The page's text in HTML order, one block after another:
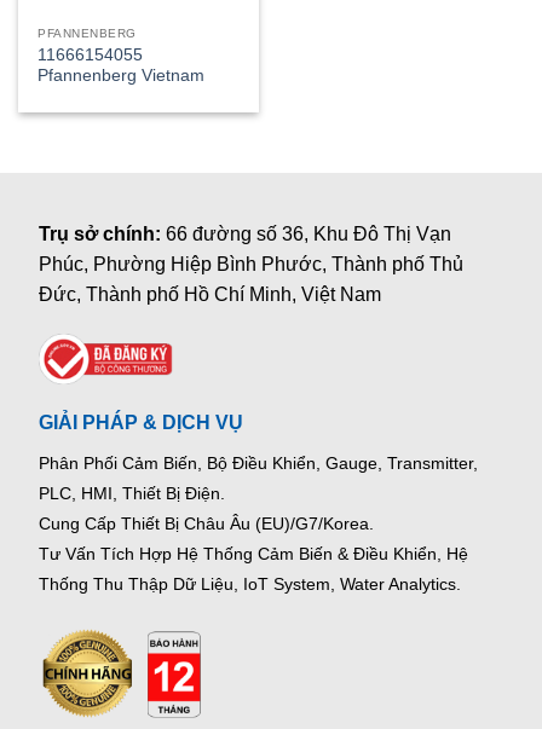
PFANNENBERG
11666154055
Pfannenberg Vietnam
Trụ sở chính:66 đường số 36, Khu Đô Thị Vạn
Phúc, Phường Hiệp Bình Phước, Thành phố Thủ
Đức, Thành phố Hồ Chí Minh, Việt Nam
GIẢI PHÁP & DỊCH VỤ
Phân Phối Cảm Biến, Bộ Điều Khiển, Gauge, Transmitter,
PLC, HMI, Thiết Bị Điện.
Cung Cấp Thiết Bị Châu Âu (EU)/G7/Korea.
Tư Vấn Tích Hợp Hệ Thống Cảm Biến & Điều Khiển, Hệ
Thống Thu Thập Dữ Liệu, IoT System, Water Analytics.